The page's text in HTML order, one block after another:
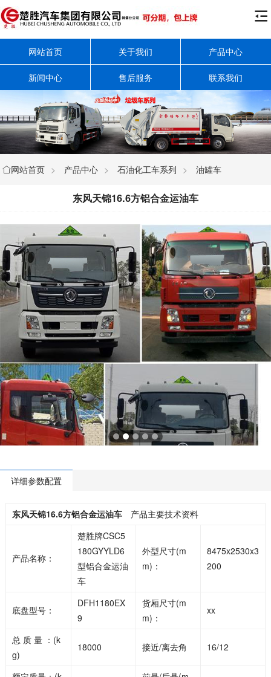

网站首页 关于我们 产品中心
新闻中心 售后服务 联系我们
网站首页 > 产品中心 > 石油化工车系列 > 油罐车
东风天锦16.6方铝合金运油车
详细参数配置
东风天锦16.6方铝合金运油车产品主要技术资料
产品名称：
楚胜牌CSC5
180GYYLD6
型铝合金运油
车
外型尺寸(m
m)：
8475x2530x3
200
底盘型号：
DFH1180EX
9
货厢尺寸(m
m)：
xx
总 质 量 ：(k
g)
18000 接近/离去角 16/12